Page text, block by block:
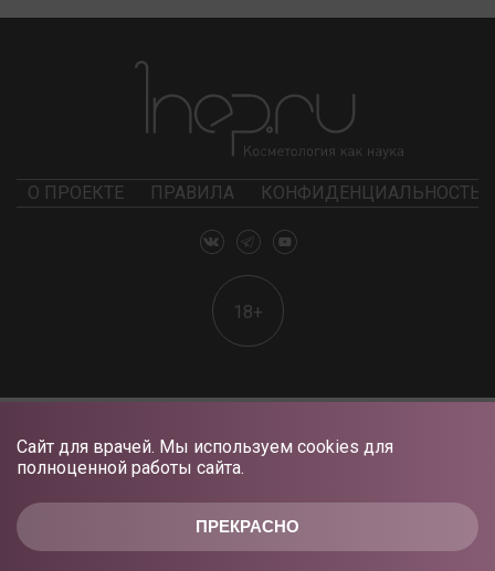
ПРЕКРАСНО
Сайт для врачей. Мы используем cookies для
полноценной работы сайта.
О ПРОЕКТЕ ПРАВИЛА КОНФИДЕНЦИАЛЬНОСТЬ
18+